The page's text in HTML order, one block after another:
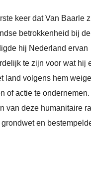
keer dat Van Baarle
betrokkenheid bij
hij Nederland ervan
te zijn voor wat hij
land volgens hem
of actie te
van deze humanitaire
en